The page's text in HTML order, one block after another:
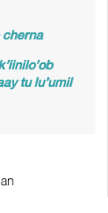
tu lu’umil